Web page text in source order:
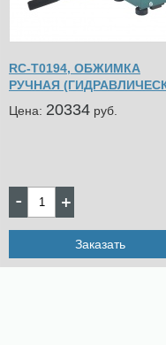
RC-Т0194, ОБЖИМКА
РУЧНАЯ
Цена: 20334 pуб.
Заказать